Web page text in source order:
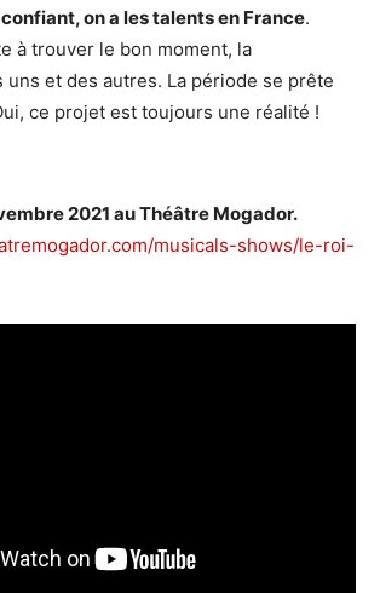
on a les talents en France.
à trouver le bon moment, la
et des autres. La période se prête
ce projet est toujours une réalité !
2021 au Théâtre Mogador.
musicals-shows/le-roi-